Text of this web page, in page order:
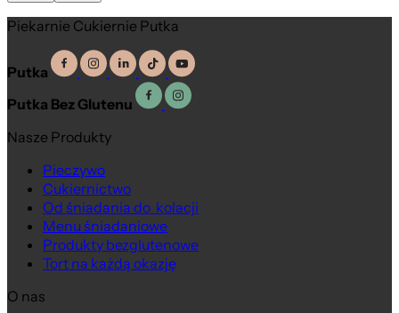
Piekarnie Cukiernie Putka
Putka
Putka Bez Glutenu
Nasze Produkty
Pieczywo
Cukiernictwo
Od śniadania do kolacji
Menu śniadaniowe
Produkty bezglutenowe
Tort na każdą okazję
O nas